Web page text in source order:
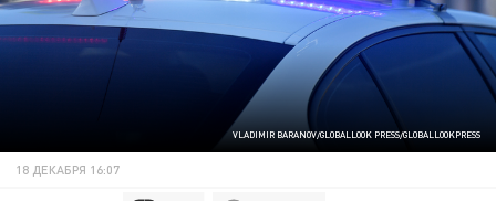
VLADIMIR BARANOV/GLOBALLOOK PRESS/GLOBALLOOKPRESS
18 ДЕКАБРЯ 16:07